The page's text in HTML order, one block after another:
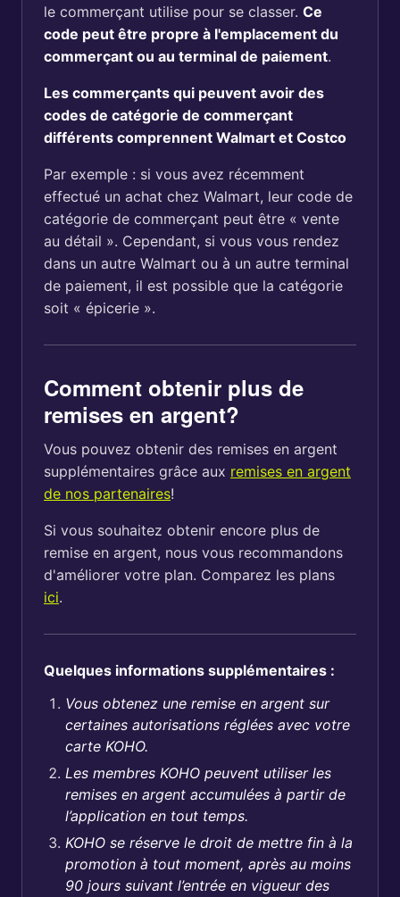
le commerçant utilise pour se classer. Ce
code peut être propre à l'emplacement du
commerçant ou au terminal de paiement.
Les commerçants qui peuvent avoir des
codes de catégorie de commerçant
différents comprennent Walmart et Costco
Par exemple : si vous avez récemment
effectué un achat chez Walmart, leur code de
catégorie de commerçant peut être « vente
au détail ». Cependant, si vous vous rendez
dans un autre Walmart ou à un autre terminal
de paiement, il est possible que la catégorie
soit « épicerie ».
Comment obtenir plus de
remises en argent?
Vous pouvez obtenir des remises en argent
supplémentaires grâce aux remises en argent
de nos partenaires!
Si vous souhaitez obtenir encore plus de
remise en argent, nous vous recommandons
d'améliorer votre plan. Comparez les plans
ici.
Quelques informations supplémentaires :
Vous obtenez une remise en argent sur
certaines autorisations réglées avec votre
carte KOHO.
Les membres KOHO peuvent utiliser les
remises en argent accumulées à partir de
l’application en tout temps.
KOHO se réserve le droit de mettre fin à la
promotion à tout moment, après au moins
90 jours suivant l’entrée en vigueur des